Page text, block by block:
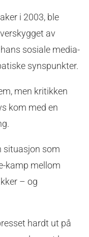
i 2003, ble
av
sosiale media-
synspunkter.
men kritikken
kom med en
situasjon som
kamp mellom
– og
hardt ut på